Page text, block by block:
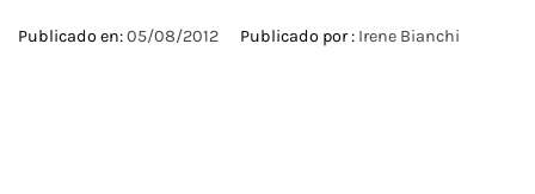
Publicado en:05/08/2012 Publicado por : Irene Bianchi